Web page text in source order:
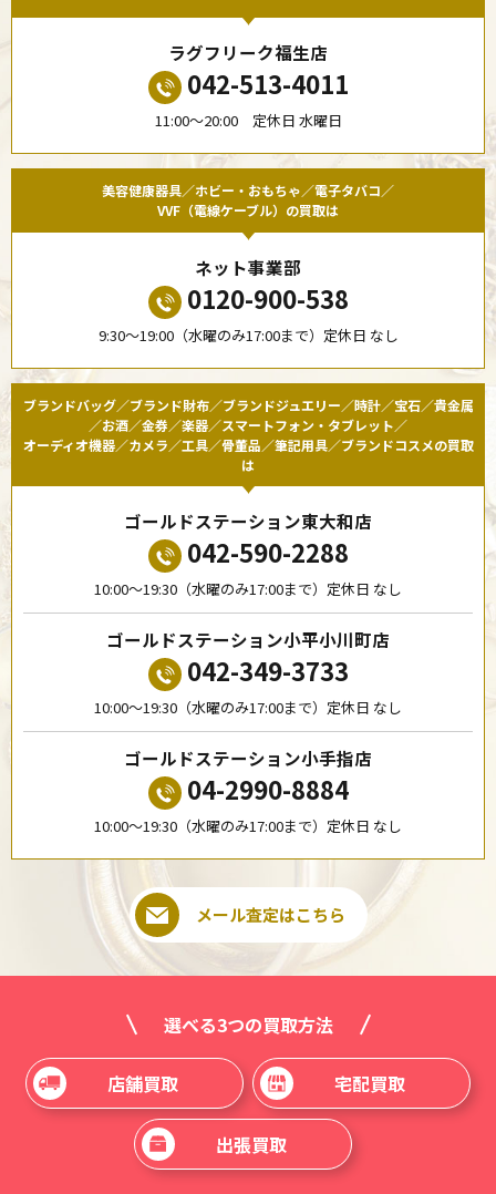
ラグフリーク福生店
042-513-4011
11:00〜20:00 定休日 水曜日
美容健康器具／ホビー・おもちゃ／電子タバコ／
VVF（電線ケーブル）の買取は
ネット事業部
0120-900-538
9:30〜19:00（水曜のみ17:00まで）定休日 なし
ブランドバッグ／ブランド財布／ブランドジュエリー／時計／宝石／貴金属
／お酒／金券／楽器／スマートフォン・タブレット／
オーディオ機器／カメラ／工具／骨董品／筆記用具／ブランドコスメの買取
は
ゴールドステーション東大和店
042-590-2288
10:00〜19:30（水曜のみ17:00まで）定休日 なし
ゴールドステーション小平小川町店
042-349-3733
10:00〜19:30（水曜のみ17:00まで）定休日 なし
ゴールドステーション小手指店
04-2990-8884
10:00〜19:30（水曜のみ17:00まで）定休日 なし
メール査定はこちら
選べる3つの買取方法
店舗買取 宅配買取
出張買取